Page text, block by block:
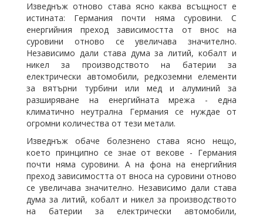
Изведнъж отново става ясно каквa всъщност е
истината: Германия почти няма суровини. С
енергийния преход зависимостта от внос на
суровини отново се увеличава значително.
Независимо дали става дума за литий, кобалт и
никел за производството на батерии за
електрически автомобили, редкоземни елементи
за вятърни турбини или мед и алуминий за
разширяване на енергийната мрежа - една
климатично неутрална Германия се нуждае от
огромни количества от тези метали.
Изведнъж обаче болезнено става ясно нещо,
което принципно се знае от векове - Германия
почти няма суровини. А на фона на енергийния
преход зависимостта от вноса на суровини отново
се увеличава значително. Независимо дали става
дума за литий, кобалт и никел за производството
на батерии за електрически автомобили,